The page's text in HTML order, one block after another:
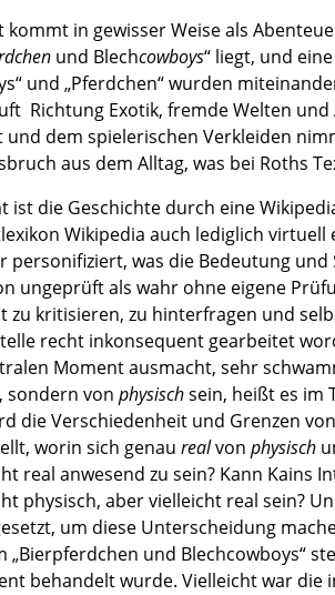
kommt in gewisser Weise als
und Blechcowboys“ liegt, und
und „Pferdchen“ wurden
Richtung Exotik, fremde Welten
und dem spielerischen Verkleiden
aus dem Alltag, was bei Roths
ist die Geschichte durch eine
Wikipedia auch lediglich
personifiziert, was die Bedeutung
ungeprüft als wahr ohne eigene
zu kritisieren, zu hinterfragen und
recht inkonsequent gearbeitet
Moment ausmacht, sehr
, sondern von physischsein, heißt es im
die Verschiedenheit und Grenzen
worin sich genau realvon physisch
real anwesend zu sein? Kann Kains
physisch, aber vielleicht real sein?
um diese Unterscheidung
„Bierpferdchen und Blechcowboys“
behandelt wurde. Vielleicht war die